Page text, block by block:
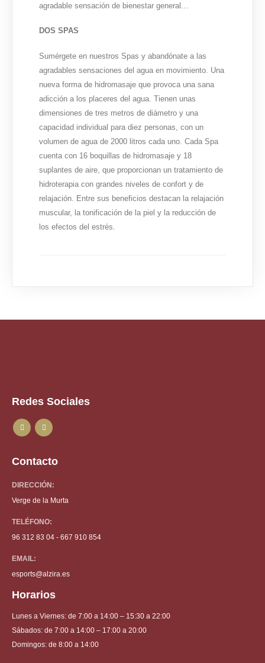
agradable sensación de bienestar general…
DOS SPAS
Sumérgete en nuestros Spas y abandónate a las
agradables sensaciones del agua en movimiento. Una
nueva forma de hidromasaje que provoca una sana
adicción a los placeres del agua. Tienen unas
dimensiones de tres metros de diámetro y una
capacidad individual para diez personas, con un
volumen de agua de 2000 litros cada uno. Cada Spa
cuenta con 16 boquillas de hidromasaje y 18
suplantes de aire, que proporcionan un tratamiento de
hidroterapia con grandes niveles de confort y de
relajación. Entre sus beneficios destacan la relajación
muscular, la tonificación de la piel y la reducción de
los efectos del estrés.
Redes Sociales
Contacto
DIRECCIÓN:
Verge de la Murta
TELÉFONO:
96 312 83 04 - 667 910 854
EMAIL:
esports@alzira.es
Horarios
Lunes a Viernes: de 7:00 a 14:00 – 15:30 a 22:00
Sábados: de 7:00 a 14:00 – 17:00 a 20:00
Domingos: de 8:00 a 14:00